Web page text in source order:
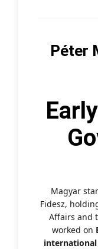
Péter
Magyar
Fidesz,
Affairs and
worked on